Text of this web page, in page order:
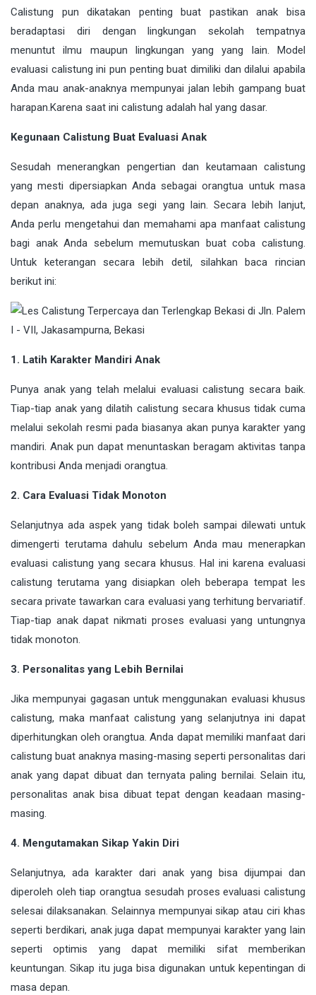
Calistung pun dikatakan penting buat pastikan anak bisa
beradaptasi diri dengan lingkungan sekolah tempatnya
menuntut ilmu maupun lingkungan yang yang lain. Model
evaluasi calistung ini pun penting buat dimiliki dan dilalui apabila
Anda mau anak-anaknya mempunyai jalan lebih gampang buat
harapan.Karena saat ini calistung adalah hal yang dasar.
Kegunaan Calistung Buat Evaluasi Anak
Sesudah menerangkan pengertian dan keutamaan calistung
yang mesti dipersiapkan Anda sebagai orangtua untuk masa
depan anaknya, ada juga segi yang lain. Secara lebih lanjut,
Anda perlu mengetahui dan memahami apa manfaat calistung
bagi anak Anda sebelum memutuskan buat coba calistung.
Untuk keterangan secara lebih detil, silahkan baca rincian
berikut ini:
1. Latih Karakter Mandiri Anak
Punya anak yang telah melalui evaluasi calistung secara baik.
Tiap-tiap anak yang dilatih calistung secara khusus tidak cuma
melalui sekolah resmi pada biasanya akan punya karakter yang
mandiri. Anak pun dapat menuntaskan beragam aktivitas tanpa
kontribusi Anda menjadi orangtua.
2. Cara Evaluasi Tidak Monoton
Selanjutnya ada aspek yang tidak boleh sampai dilewati untuk
dimengerti terutama dahulu sebelum Anda mau menerapkan
evaluasi calistung yang secara khusus. Hal ini karena evaluasi
calistung terutama yang disiapkan oleh beberapa tempat les
secara private tawarkan cara evaluasi yang terhitung bervariatif.
Tiap-tiap anak dapat nikmati proses evaluasi yang untungnya
tidak monoton.
3. Personalitas yang Lebih Bernilai
Jika mempunyai gagasan untuk menggunakan evaluasi khusus
calistung, maka manfaat calistung yang selanjutnya ini dapat
diperhitungkan oleh orangtua. Anda dapat memiliki manfaat dari
calistung buat anaknya masing-masing seperti personalitas dari
anak yang dapat dibuat dan ternyata paling bernilai. Selain itu,
personalitas anak bisa dibuat tepat dengan keadaan masing-
masing.
4. Mengutamakan Sikap Yakin Diri
Selanjutnya, ada karakter dari anak yang bisa dijumpai dan
diperoleh oleh tiap orangtua sesudah proses evaluasi calistung
selesai dilaksanakan. Selainnya mempunyai sikap atau ciri khas
seperti berdikari, anak juga dapat mempunyai karakter yang lain
seperti optimis yang dapat memiliki sifat memberikan
keuntungan. Sikap itu juga bisa digunakan untuk kepentingan di
masa depan.